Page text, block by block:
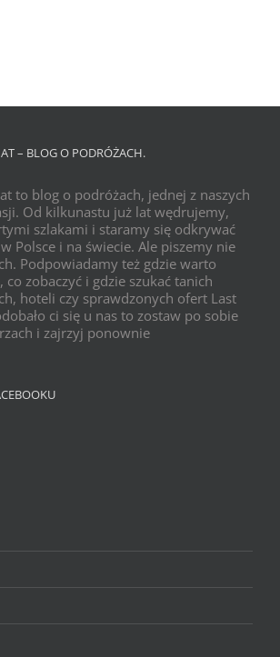
– BLOG O PODRÓŻACH.
to blog o podróżach, jednej z naszych
Od kilkunastu już lat wędrujemy,
szlakami i staramy się odkrywać
Polsce i na świecie. Ale piszemy nie
Podpowiadamy też gdzie warto
co zobaczyć i gdzie szukać tanich
hoteli czy sprawdzonych ofert Last
ci się u nas to zostaw po sobie
i zajrzyj ponownie